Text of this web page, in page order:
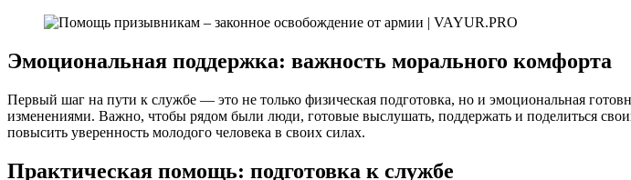
Эмоциональная поддержка: важность морального комфорта
Первый шаг на пути к службе — это не только физическая подготовка, но и эмоциональная
изменениями. Важно, чтобы рядом были люди, готовые выслушать, поддержать и поделиться
повысить уверенность молодого человека в своих силах.
Практическая помощь: подготовка к службе